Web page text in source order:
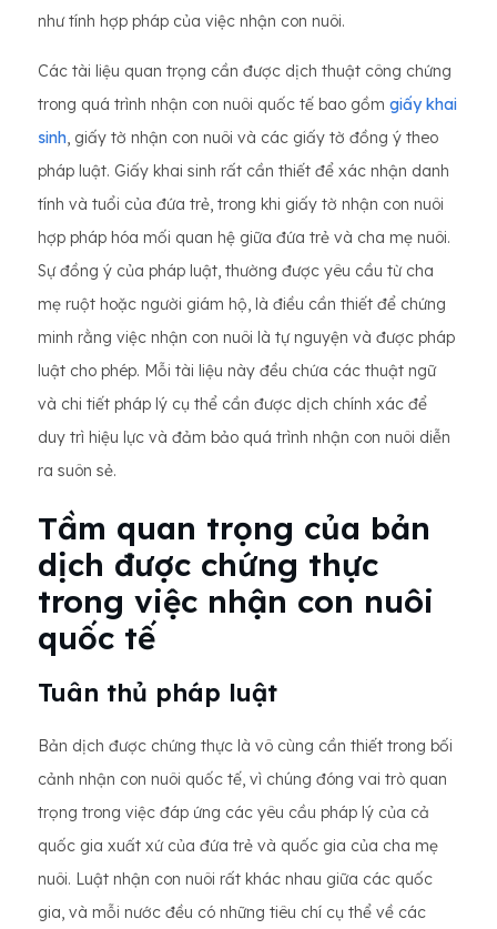
như tính hợp pháp của việc nhận con nuôi.
Các tài liệu quan trọng cần được dịch thuật công chứng
trong quá trình nhận con nuôi quốc tế bao gồm giấy khai
sinh, giấy tờ nhận con nuôi và các giấy tờ đồng ý theo
pháp luật. Giấy khai sinh rất cần thiết để xác nhận danh
tính và tuổi của đứa trẻ, trong khi giấy tờ nhận con nuôi
hợp pháp hóa mối quan hệ giữa đứa trẻ và cha mẹ nuôi.
Sự đồng ý của pháp luật, thường được yêu cầu từ cha
mẹ ruột hoặc người giám hộ, là điều cần thiết để chứng
minh rằng việc nhận con nuôi là tự nguyện và được pháp
luật cho phép. Mỗi tài liệu này đều chứa các thuật ngữ
và chi tiết pháp lý cụ thể cần được dịch chính xác để
duy trì hiệu lực và đảm bảo quá trình nhận con nuôi diễn
ra suôn sẻ.
Tầm quan trọng của bản
dịch được chứng thực
trong việc nhận con nuôi
quốc tế
Tuân thủ pháp luật
Bản dịch được chứng thực là vô cùng cần thiết trong bối
cảnh nhận con nuôi quốc tế, vì chúng đóng vai trò quan
trọng trong việc đáp ứng các yêu cầu pháp lý của cả
quốc gia xuất xứ của đứa trẻ và quốc gia của cha mẹ
nuôi. Luật nhận con nuôi rất khác nhau giữa các quốc
gia, và mỗi nước đều có những tiêu chí cụ thể về các